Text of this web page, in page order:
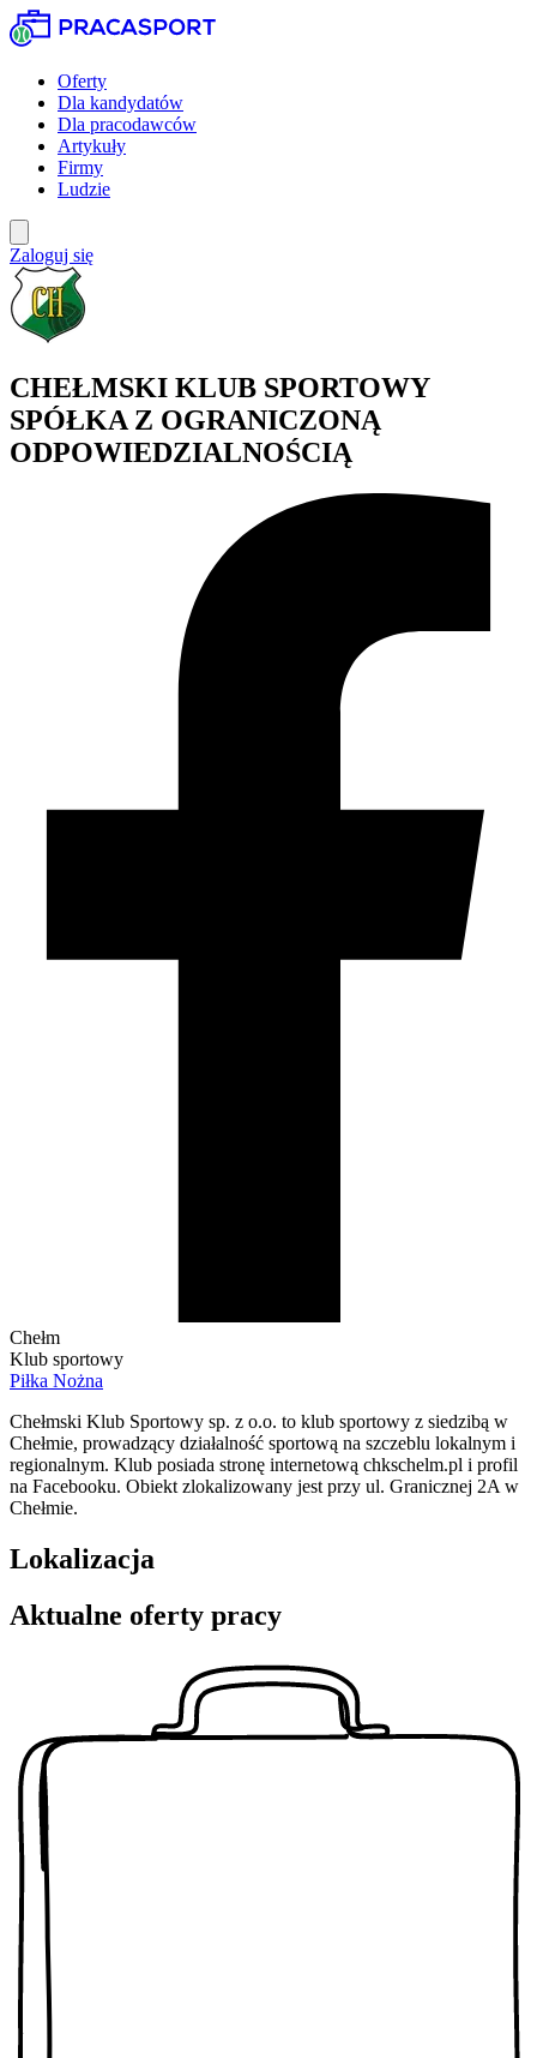
Oferty
Dla kandydatów
Dla pracodawców
Artykuły
Firmy
Ludzie
Zaloguj się
CHEŁMSKI KLUB SPORTOWY
SPÓŁKA Z OGRANICZONĄ
ODPOWIEDZIALNOŚCIĄ
Chełm
Klub sportowy
Piłka Nożna
Chełmski Klub Sportowy sp. z o.o. to klub sportowy z siedzibą w
Chełmie, prowadzący działalność sportową na szczeblu lokalnym i
regionalnym. Klub posiada stronę internetową chkschelm.pl i profil
na Facebooku. Obiekt zlokalizowany jest przy ul. Granicznej 2A w
Chełmie.
Lokalizacja
Aktualne oferty pracy